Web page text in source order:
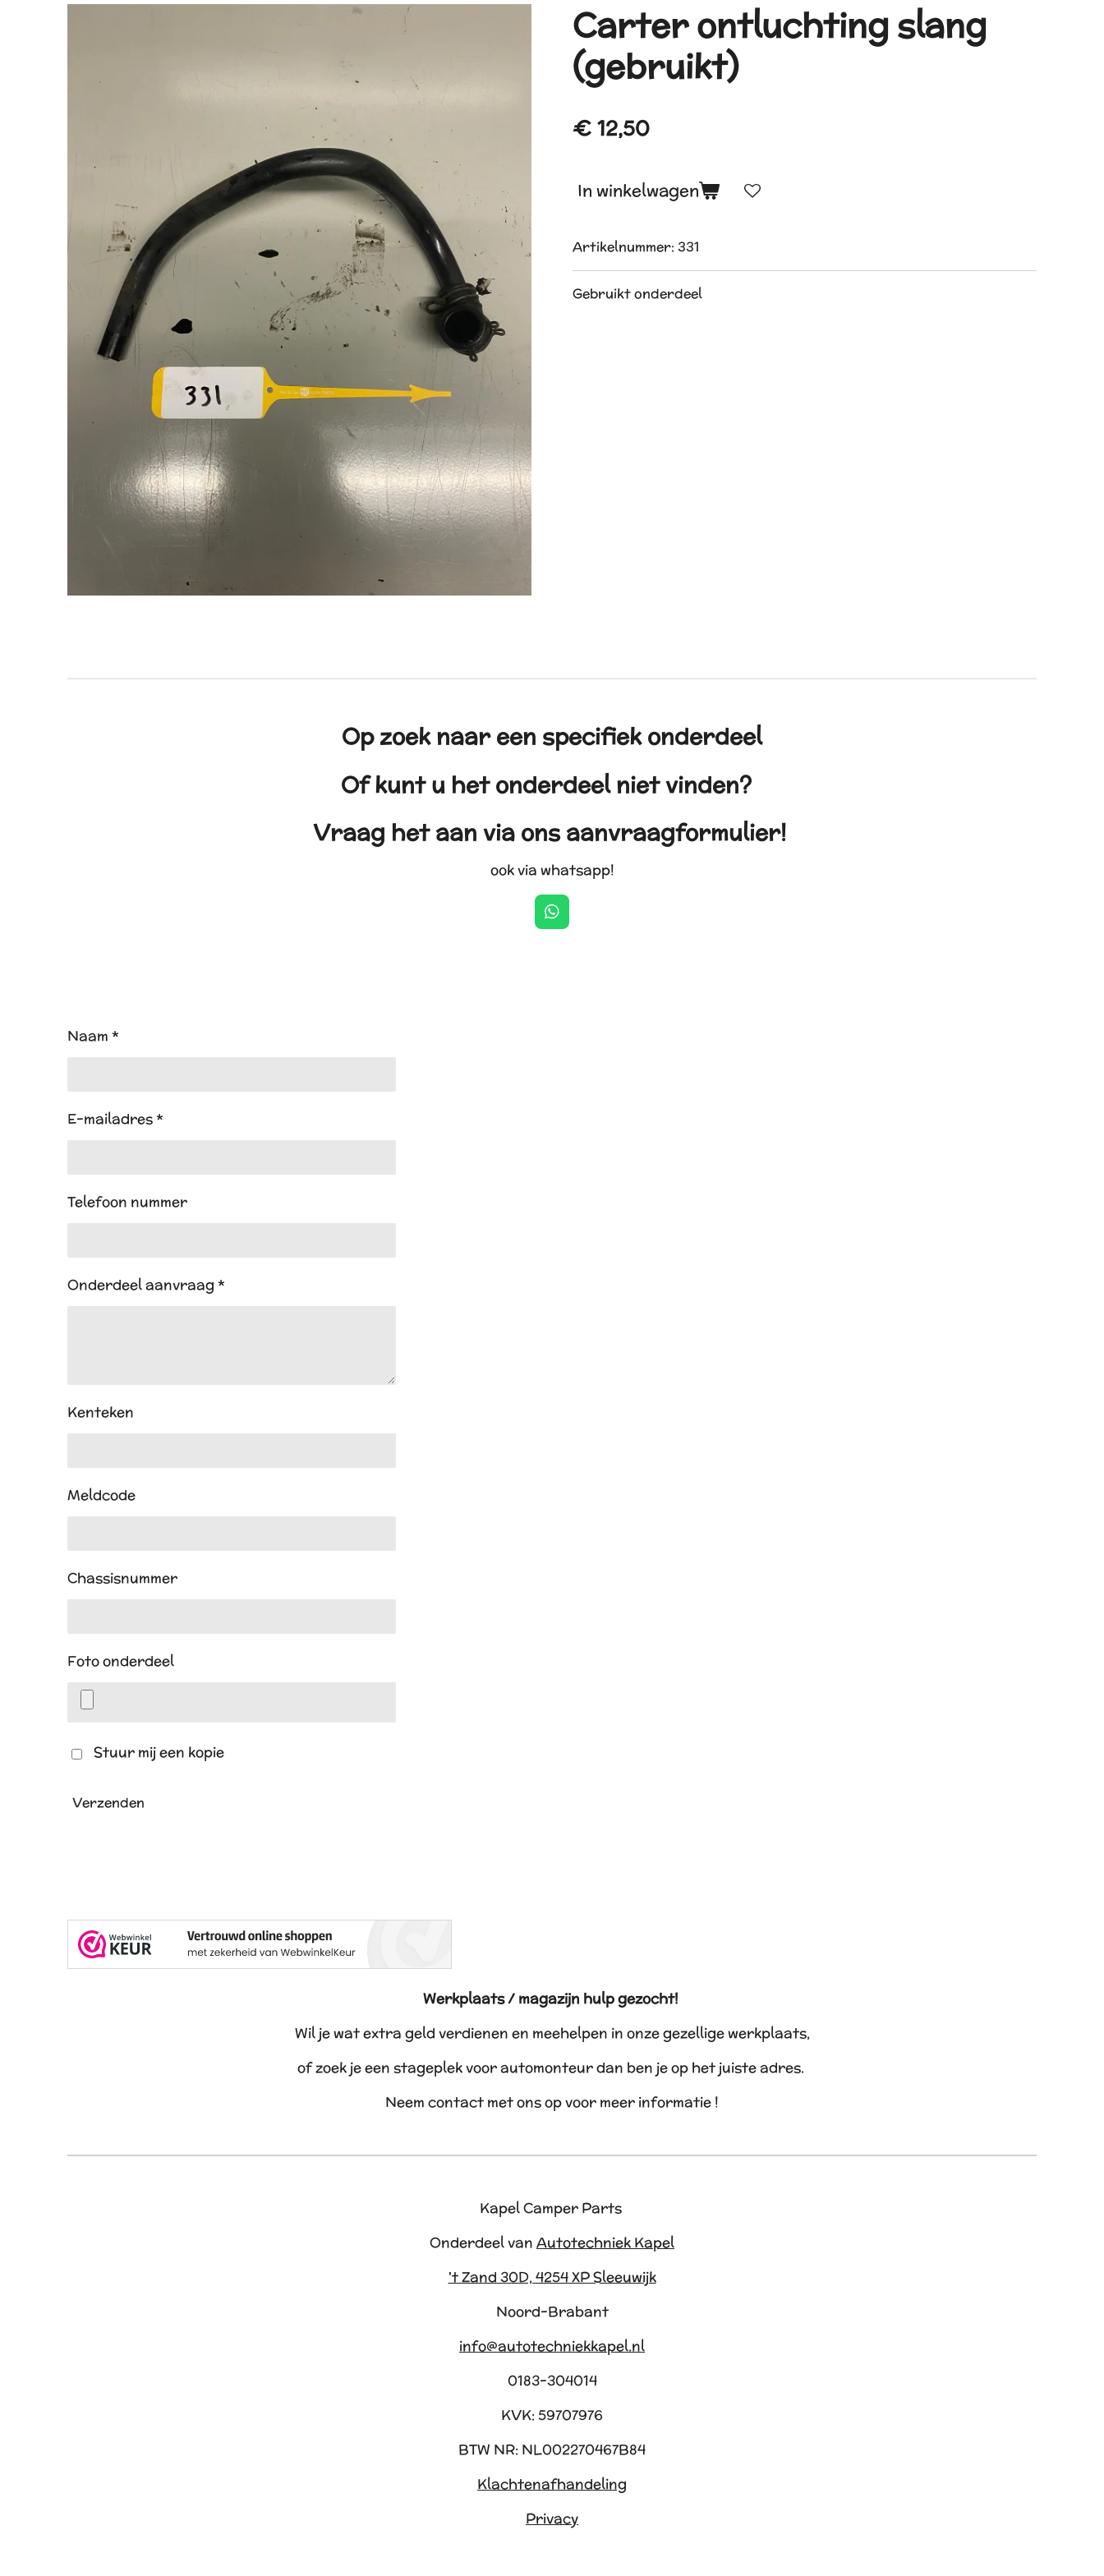
Carter ontluchting slang
(gebruikt)
€ 12,50
In winkelwagen
Artikelnummer: 331
Gebruikt onderdeel
Op zoek naar een specifiek onderdeel
Of kunt u het onderdeel niet vinden?
Vraag het aan via ons aanvraagformulier!
ook via whatsapp!
W
h
Naam *
E-mailadres *
Telefoon nummer
Onderdeel aanvraag *
Kenteken
Meldcode
Chassisnummer
Foto onderdeel
Stuur mij een kopie
Verzenden
Werkplaats / magazijn hulp gezocht!
Wil je wat extra geld verdienen en meehelpen in onze gezellige werkplaats,
of zoek je een stageplek voor automonteur dan ben je op het juiste adres.
Neem contact met ons op voor meer informatie !
Kapel Camper Parts
Onderdeel van Autotechniek Kapel
't Zand 30D, 4254 XP Sleeuwijk
Noord-Brabant
info@autotechniekkapel.nl
0183-304014
KVK: 59707976
BTW NR: NL002270467B84
Klachtenafhandeling
Privacy